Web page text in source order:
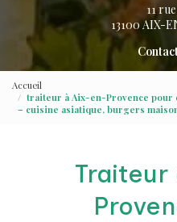
11
13100 AIX-
Accueil
traiteur à Aix-en-Provence pour
– cuisine asiatique, burgers
Traiteur